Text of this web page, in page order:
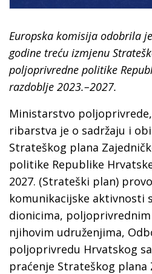
Europska komisija odobrila
godine treću izmjenu
poljoprivredne politike
razdoblje 2023.–2027.
Ministarstvo
ribarstva je o sadržaju i
Strateškog plana
politike Republike
2027. (Strateški plan)
komunikacijske aktivnosti
dionicima,
njihovim udruženjima,
poljoprivredu Hrvatskog
praćenje Strateškog plana